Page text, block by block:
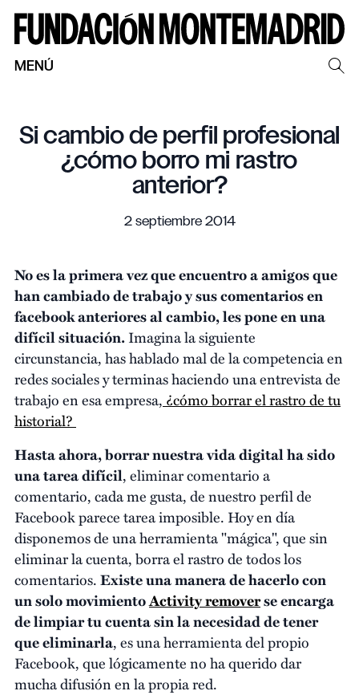
MENÚ
Si cambio de perfil profesional
¿cómo borro mi rastro
anterior?
2 septiembre 2014
No es la primera vez que encuentro a amigos que
han cambiado de trabajo y sus comentarios en
facebook anteriores al cambio, les pone en una
difícil situación.Imagina la siguiente
circunstancia, has hablado mal de la competencia en
redes sociales y terminas haciendo una entrevista de
trabajo en esa empresa, ¿cómo borrar el rastro de tu
historial?
Hasta ahora, borrar nuestra vida digital ha sido
una tarea difícil, eliminar comentario a
comentario, cada me gusta, de nuestro perfil de
Facebook parece tarea imposible. Hoy en día
disponemos de una herramienta "mágica", que sin
eliminar la cuenta, borra el rastro de todos los
comentarios.Existe una manera de hacerlo con
un solo movimientoActivity removerse encarga
de limpiar tu cuenta sin la necesidad de tener
que eliminarla, es una herramienta del propio
Facebook, que lógicamente no ha querido dar
mucha difusión en la propia red.